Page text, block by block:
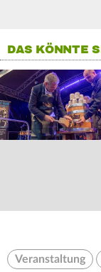
DAS KÖNNTE
Veranstaltung